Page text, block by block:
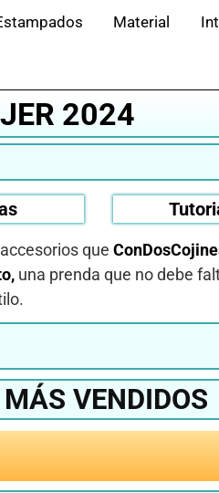
Material
2024
que
una prenda que no debe
VENDIDOS